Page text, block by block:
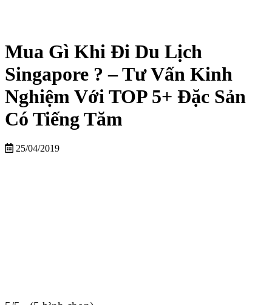
Mua Gì Khi Đi Du Lịch
Singapore ? – Tư Vấn Kinh
Nghiệm Với TOP 5+ Đặc Sản
Có Tiếng Tăm
25/04/2019